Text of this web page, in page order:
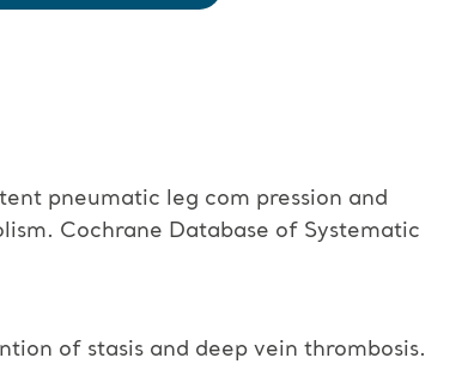
pneumatic leg com pression and
Cochrane Database of Systematic
of stasis and deep vein thrombosis.